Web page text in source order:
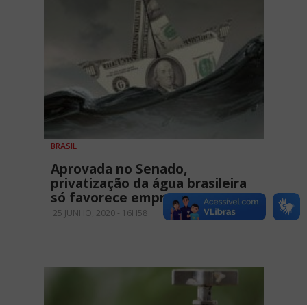
BRASIL
Aprovada no Senado,
privatização da água brasileira
só favorece empresas
25 JUNHO, 2020 - 16H58